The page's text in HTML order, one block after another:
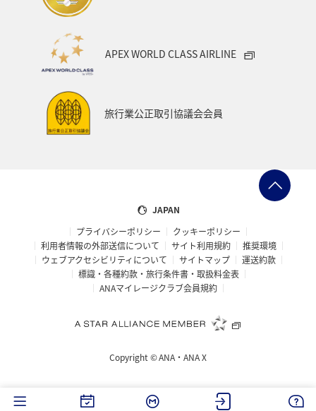
APEX WORLD CLASS AIRLINE
旅行業公正取引協議会会員
JAPAN
プライバシーポリシー
クッキーポリシー
利用者情報の外部送信について
サイト利用規約
推奨環境
ウェブアクセシビリティについて
サイトマップ
運送約款
標識・各種約款・旅行条件書・取扱料金表
ANAマイレージクラブ会員規約
Copyright ©ANA・ANA X